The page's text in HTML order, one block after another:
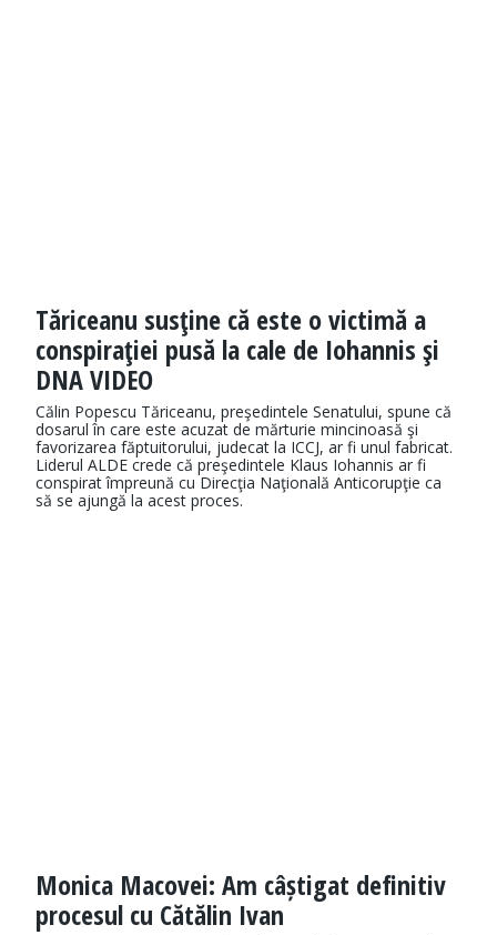
Tăriceanu susţine că este o victimă a
conspiraţiei pusă la cale de Iohannis şi
DNA VIDEO
Călin Popescu Tăriceanu, preşedintele Senatului, spune că
dosarul în care este acuzat de mărturie mincinoasă şi
favorizarea făptuitorului, judecat la ICCJ, ar fi unul fabricat.
Liderul ALDE crede că preşedintele Klaus Iohannis ar fi
conspirat împreună cu Direcţia Naţională Anticorupţie ca
să se ajungă la acest proces.
Monica Macovei: Am câștigat definitiv
procesul cu Cătălin Ivan